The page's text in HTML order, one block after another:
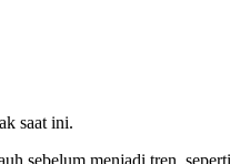
saat ini.
sebelum menjadi tren,